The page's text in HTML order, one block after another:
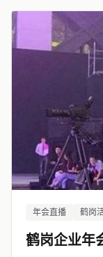
年会直播 鹤岗
鹤岗企业年